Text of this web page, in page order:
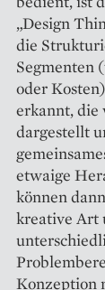
„Design
die
Segmenten
oder
erkannt, die
dargestellt
etwaige
können
kreative Art
Konzeption